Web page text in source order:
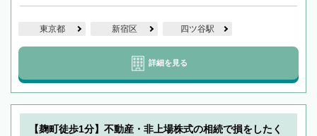
東京都 新宿区 四ツ谷駅
詳細を見る
【麹町徒歩1分】不動産・非上場株式の相続で損をしたく